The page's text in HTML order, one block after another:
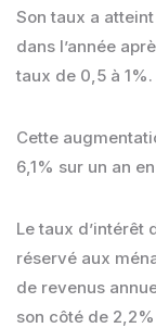
Son taux a
dans l’année
taux de 0,5 à 1%.
Cette
6,1% sur un an
Le taux d’intérêt
réservé aux
de revenus
son côté de